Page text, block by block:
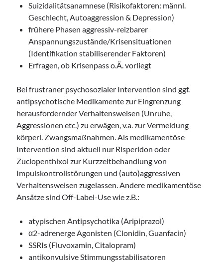
Suizidalitätsanamnese (Risikofaktoren: männl.
Geschlecht, Autoaggression & Depression)
frühere Phasen aggressiv-reizbarer
Anspannungszustände/Krisensituationen
(Identifikation stabiliserender Faktoren)
Erfragen, ob Krisenpass o.Ä. vorliegt
Bei frustraner psychosozialer Intervention sind ggf.
antipsychotische Medikamente zur Eingrenzung
herausfordernder Verhaltensweisen (Unruhe,
Aggressionen etc.) zu erwägen, v.a. zur Vermeidung
körperl. Zwangsmaßnahmen. Als medikamentöse
Intervention sind aktuell nur Risperidon oder
Zuclopenthixol zur Kurzzeitbehandlung von
Impulskontrollstörungen und (auto)aggressiven
Verhaltensweisen zugelassen. Andere medikamentöse
Ansätze sind Off-Label-Use wie z.B.:
atypischen Antipsychotika (Aripiprazol)
α2-adrenerge Agonisten (Clonidin, Guanfacin)
SSRIs (Fluvoxamin, Citalopram)
antikonvulsive Stimmungsstabilisatoren